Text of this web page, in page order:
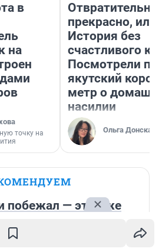
в
на
точку на
Отвратительно
прекрасно, или
История без
счастливого
Посмотрели
якутский
метр о
насилии
Ольга Донская
побежал — это уже
Никитина — он